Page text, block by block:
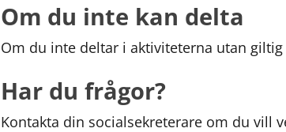
Om du inte kan delta
Om du inte deltar i aktiviteterna utan
Har du frågor?
Kontakta din socialsekreterare om du vill